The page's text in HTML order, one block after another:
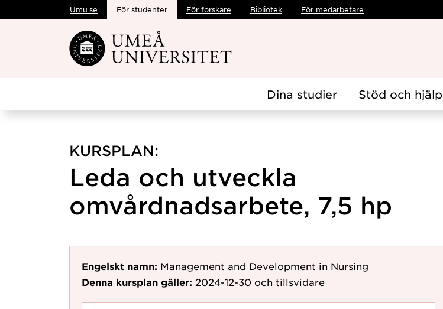
Hoppa direkt till innehållet
Umu.se För studenter För forskare Bibliotek För medarbetare
Dina studier Stöd och hjälp
KURSPLAN:
Leda och utveckla
omvårdnadsarbete, 7,5 hp
Engelskt namn: Management and Development in Nursing
Denna kursplan gäller: 2024-12-30 och tillsvidare